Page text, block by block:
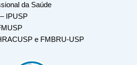
da Saúde
IPUSP
e FMBRU-USP